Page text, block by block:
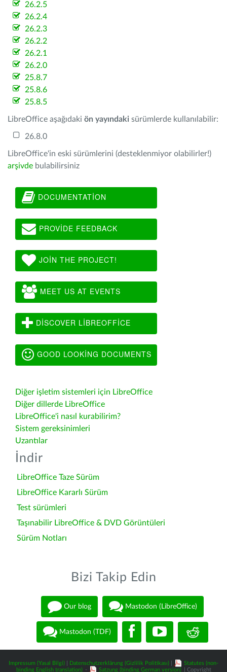
26.2.5
26.2.4
26.2.3
26.2.2
26.2.1
26.2.0
25.8.7
25.8.6
25.8.5
LibreOffice aşağıdaki ön yayındaki sürümlerde kullanılabilir:
26.8.0
LibreOffice'in eski sürümlerini (desteklenmiyor olabilirler!)
arşivde bulabilirsiniz
DOCUMENTATION
PROVIDE FEEDBACK
JOIN THE PROJECT!
MEET US AT EVENTS
DISCOVER LIBREOFFICE
GOOD LOOKING DOCUMENTS
Diğer işletim sistemleri için LibreOffice
Diğer dillerde LibreOffice
LibreOffice'i nasıl kurabilirim?
Sistem gereksinimleri
Uzantılar
İndir
LibreOffice Taze Sürüm
LibreOffice Kararlı Sürüm
Test sürümleri
Taşınabilir LibreOffice & DVD Görüntüleri
Sürüm Notları
Bizi Takip Edin
Our blog Mastodon (LibreOffice)
Mastodon (TDF)
Impressum (Yasal Bilgi) Datenschutzerklärung (Gizlilik Politikası)
Statutes (non-
binding English translation) - Satzung (binding German version) | Copyright